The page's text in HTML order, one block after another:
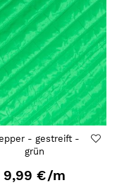
- gestreift -
grün
9,99 €/m